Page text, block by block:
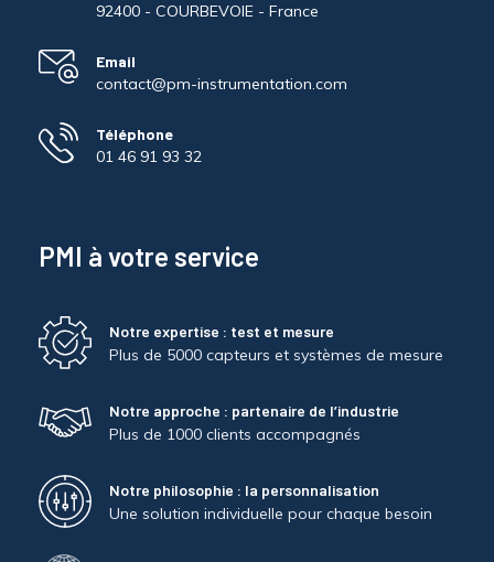
92400 - COURBEVOIE - France
Email
contact@pm-instrumentation.com
Téléphone
01 46 91 93 32
PMI à votre service
Notre expertise : test et mesure
Plus de 5000 capteurs et systèmes de mesure
Notre approche : partenaire de l’industrie
Plus de 1000 clients accompagnés
Notre philosophie : la personnalisation
Une solution individuelle pour chaque besoin